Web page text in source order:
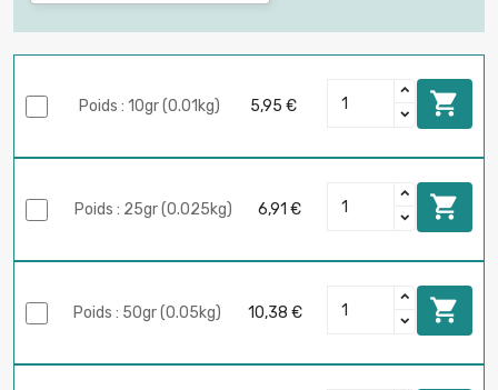
Poids : 10gr (0.01kg) 5,95 € 
Poids : 25gr (0.025kg) 6,91 € 
Poids : 50gr (0.05kg) 10,38 € 